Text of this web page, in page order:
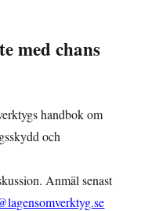
med chans
handbok om
och
Anmäl senast